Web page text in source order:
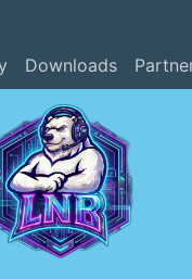
Downloads